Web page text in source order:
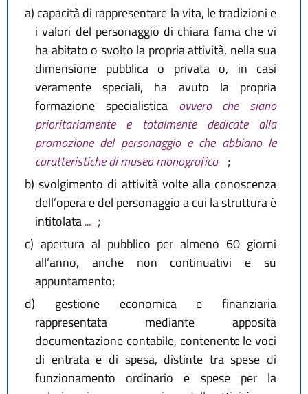
a) capacità di rappresentare la vita, le tradizioni e
i valori del personaggio di chiara fama che vi
ha abitato o svolto la propria attività, nella sua
dimensione pubblica o privata o, in casi
veramente speciali, ha avuto la propria
formazione specialistica ovvero che siano
prioritariamente e totalmente dedicate alla
promozione del personaggio e che abbiano le
caratteristiche di museo monografico ;
b) svolgimento di attività volte alla conoscenza
dell’opera e del personaggio a cui la struttura è
intitolata... ;
c) apertura al pubblico per almeno 60 giorni
all’anno, anche non continuativi e su
appuntamento;
d) gestione economica e finanziaria
rappresentata mediante apposita
documentazione contabile, contenente le voci
di entrata e di spesa, distinte tra spese di
funzionamento ordinario e spese per la